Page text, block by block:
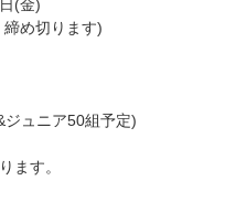
(金)
め切ります)
ュニア50組予定)
ます。